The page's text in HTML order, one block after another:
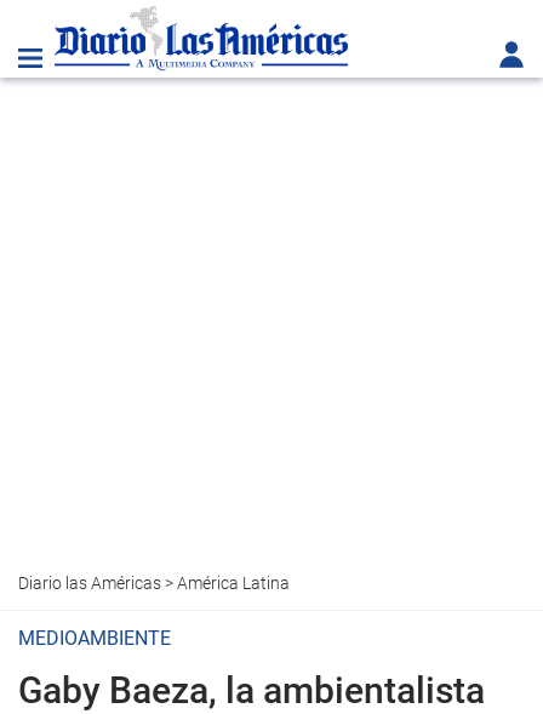
Diario las Américas>América Latina
MEDIOAMBIENTE
Gaby Baeza, la ambientalista